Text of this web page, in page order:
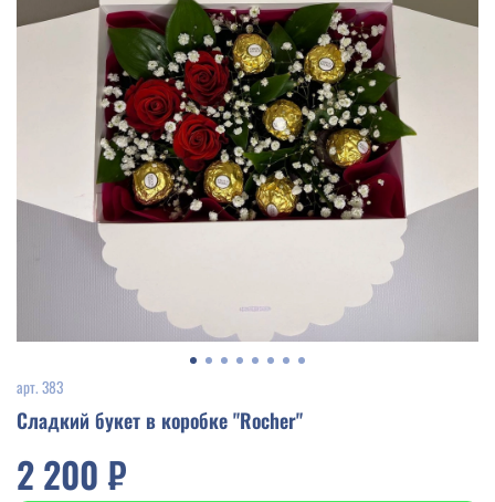
арт. 383
Сладкий букет в коробке "Rocher"
2 200 ₽